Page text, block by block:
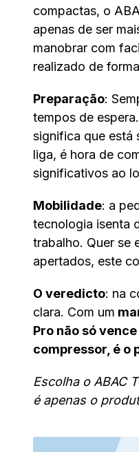
compactas, o
apenas de ser
manobrar com
realizado de
Preparação:
tempos de
significa que está
liga, é hora de
significativos ao
Mobilidade: a
tecnologia isenta
trabalho. Quer se
apertados, este
O veredicto: na
clara. Com um
Pro não só
compressor, é o
Escolha o ABAC
é apenas o